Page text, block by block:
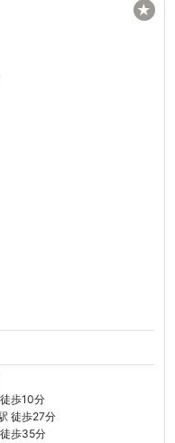
歩10分
徒歩27分
歩35分
★